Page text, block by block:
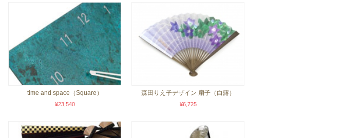
time and space（Square）
¥23,540
森田りえ子デザイン 扇子（白露）
¥6,725